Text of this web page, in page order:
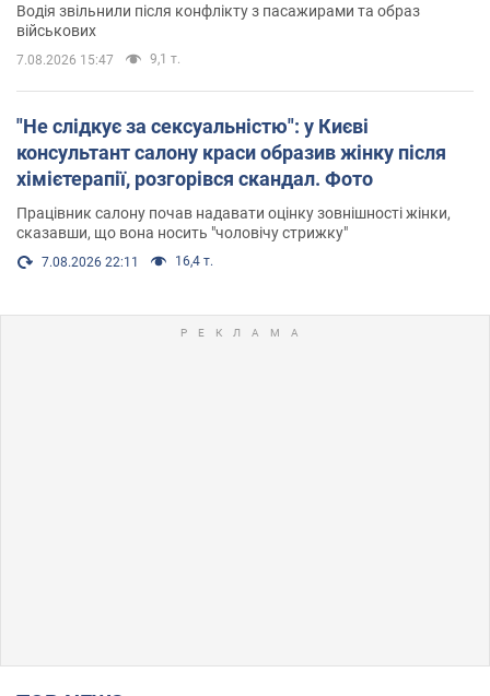
Водія звільнили після конфлікту з пасажирами та образ
військових
7.08.2026 15:47 9,1 т.
"Не слідкує за сексуальністю": у Києві
консультант салону краси образив жінку після
хімієтерапії, розгорівся скандал. Фото
Працівник салону почав надавати оцінку зовнішності жінки,
сказавши, що вона носить "чоловічу стрижку"
7.08.2026 22:11 16,4 т.